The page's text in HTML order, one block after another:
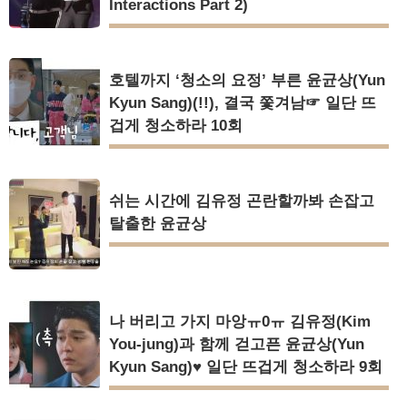
Interactions Part 2)
호텔까지 ‘청소의 요정’ 부른 윤균상(Yun
Kyun Sang)(!!), 결국 쫓겨남☞ 일단 뜨
겁게 청소하라 10회
쉬는 시간에 김유정 곤란할까봐 손잡고
탈출한 윤균상
나 버리고 가지 마앙ㅠ0ㅠ 김유정(Kim
You-jung)과 함께 걷고픈 윤균상(Yun
Kyun Sang)♥ 일단 뜨겁게 청소하라 9회